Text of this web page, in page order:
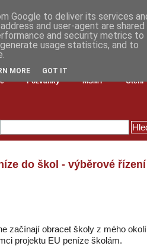
Pozvánky MŠMT Čtení
do škol - výběrové
začínají obracet školy z mého okolí
projektu EU peníze školám.
Google to deliver its services
and user-agent are shared
and security metrics to
usage statistics, and to
MORE GOT IT